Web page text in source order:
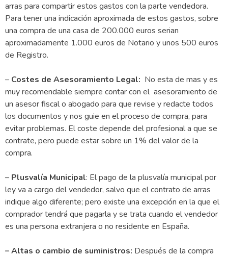
arras para compartir estos gastos con la parte vendedora.
Para tener una indicación aproximada de estos gastos, sobre
una compra de una casa de 200.000 euros serian
aproximadamente 1.000 euros de Notario y unos 500 euros
de Registro.
– Costes de Asesoramiento Legal: No esta de mas y es
muy recomendable siempre contar con el asesoramiento de
un asesor fiscal o abogado para que revise y redacte todos
los documentos y nos guie en el proceso de compra, para
evitar problemas. El coste depende del profesional a que se
contrate, pero puede estar sobre un 1% del valor de la
compra.
– Plusvalía Municipal: El pago de la plusvalía municipal por
ley va a cargo del vendedor, salvo que el contrato de arras
indique algo diferente; pero existe una excepción en la que el
comprador tendrá que pagarla y se trata cuando el vendedor
es una persona extranjera o no residente en España.
– Altas o cambio de suministros: Después de la compra